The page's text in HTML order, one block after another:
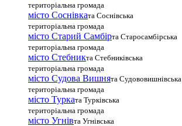
територіальна громада
місто Соснівката Соснівська
територіальна громада
місто Старий Самбірта Старосамбірська
територіальна громада
місто Стебникта Стебниківська
територіальна громада
місто Судова Вишнята Судововишнівська
територіальна громада
місто Турката Турківська
територіальна громада
місто Угнівта Угнівська